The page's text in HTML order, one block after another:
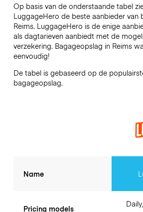
Op basis van de onderstaande tabel
LuggageHero de beste aanbieder van
Reims. LuggageHero is de enige
als dagtarieven aanbiedt met de
verzekering. Bagageopslag in Reims
eenvoudig!
De tabel is gebaseerd op de
bagageopslag.
Name
Pricing models